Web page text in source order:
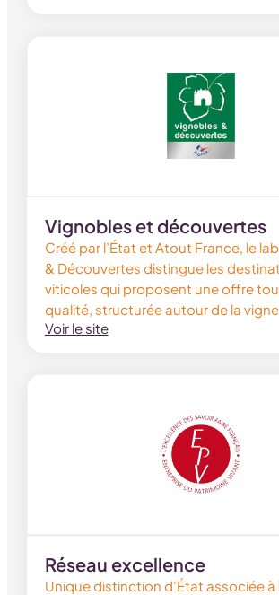
Vignobles et découvertes
Créé par l’État et Atout France, le
& Découvertes distingue les
viticoles qui proposent une offre
qualité, structurée autour de la vigne
Voir le site
Réseau excellence
Unique distinction d'État associée à